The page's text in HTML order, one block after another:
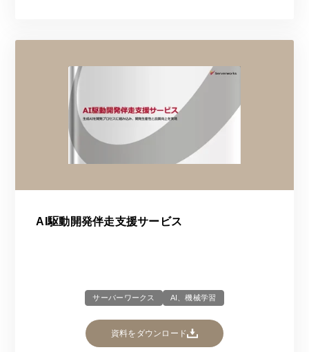
AI駆動開発伴走支援サービス
サーバーワークス AI、機械学習
資料をダウンロード